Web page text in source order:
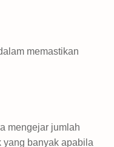
memastikan
mengejar jumlah
yang banyak apabila